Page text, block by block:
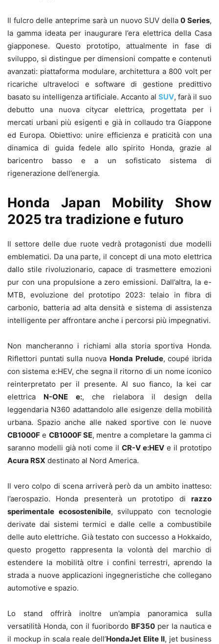
Il fulcro delle anteprime sarà un nuovo SUV della0 Series,
la gamma ideata per inaugurare l’era elettrica della Casa
giapponese. Questo prototipo, attualmente in fase di
sviluppo, si distingue per dimensioni compatte e contenuti
avanzati: piattaforma modulare, architettura a 800 volt per
ricariche ultraveloci e software di gestione predittivo
basato su intelligenza artificiale. Accanto al SUV, farà il suo
debutto una nuova citycar elettrica, progettata per i
mercati urbani più esigenti e già in collaudo tra Giappone
ed Europa. Obiettivo: unire efficienza e praticità con una
dinamica di guida fedele allo spirito Honda, grazie al
baricentro basso e a un sofisticato sistema di
rigenerazione dell’energia.
Honda Japan Mobility Show
2025 tra tradizione e futuro
Il settore delle due ruote vedrà protagonisti due modelli
emblematici. Da una parte, il concept di una moto elettrica
dallo stile rivoluzionario, capace di trasmettere emozioni
pur con una propulsione a zero emissioni. Dall’altra, la e-
MTB, evoluzione del prototipo 2023: telaio in fibra di
carbonio, batteria ad alta densità e sistema di assistenza
intelligente per affrontare anche i percorsi più impegnativi.
Non mancheranno i richiami alla storia sportiva Honda.
Riflettori puntati sulla nuova Honda Prelude, coupé ibrida
con sistema e:HEV, che segna il ritorno di un nome iconico
reinterpretato per il presente. Al suo fianco, la kei car
elettrica N-ONE e:, che rielabora il design della
leggendaria N360 adattandolo alle esigenze della mobilità
urbana. Spazio anche alle naked sportive con le nuove
CB1000F e CB1000F SE, mentre a completare la gamma ci
saranno modelli già noti come il CR-V e:HEV e il prototipo
Acura RSX destinato al Nord America.
Il vero colpo di scena arriverà però da un ambito inatteso:
l’aerospazio. Honda presenterà un prototipo di razzo
sperimentale ecosostenibile, sviluppato con tecnologie
derivate dai sistemi termici e dalle celle a combustibile
delle auto elettriche. Già testato con successo a Hokkaido,
questo progetto rappresenta la volontà del marchio di
estendere la mobilità oltre i confini terrestri, aprendo la
strada a nuove applicazioni ingegneristiche che collegano
automotive e spazio.
Lo stand offrirà inoltre un’ampia panoramica sulla
versatilità Honda, con il fuoribordo BF350 per la nautica e
il mockup in scala reale dell’HondaJet Elite II, jet business